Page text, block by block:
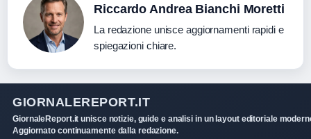
Riccardo Andrea Bianchi Moretti
La redazione unisce aggiornamenti rapidi e
spiegazioni chiare.
GIORNALEREPORT.IT
GiornaleReport.it unisce notizie, guide e analisi in un layout editoriale
Aggiornato continuamente dalla redazione.